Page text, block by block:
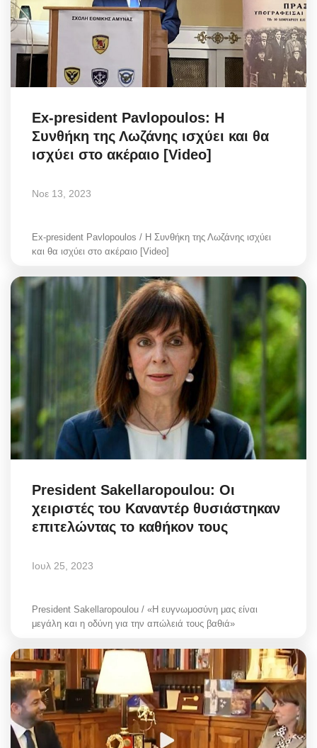
Ex-president Pavlopoulos: Η
Συνθήκη της Λωζάνης ισχύει και θα
ισχύει στο ακέραιο [Video]
Νοε 13, 2023
Ex-president Pavlopoulos / Η Συνθήκη της Λωζάνης ισχύει
και θα ισχύει στο ακέραιο [Video]
President Sakellaropoulou: Οι
χειριστές του Καναντέρ θυσιάστηκαν
επιτελώντας το καθήκον τους
Ιουλ 25, 2023
President Sakellaropoulou / «Η ευγνωμοσύνη μας είναι
μεγάλη και η οδύνη για την απώλειά τους βαθιά»